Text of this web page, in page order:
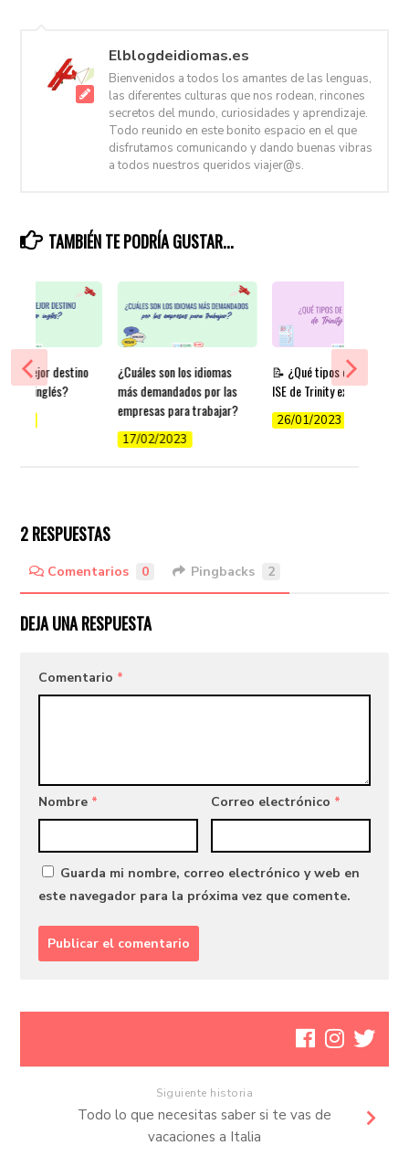
Elblogdeidiomas.es
Bienvenidos a todos los amantes de las lenguas,
las diferentes culturas que nos rodean, rincones
secretos del mundo, curiosidades y aprendizaje.
Todo reunido en este bonito espacio en el que
disfrutamos comunicando y dando buenas vibras
a todos nuestros queridos viajer@s.
TAMBIÉN TE PODRÍA GUSTAR...
¿Cuáles son los idiomas
más demandados por las
empresas para trabajar?
17/02/2023
📝 ¿Qué tipos de exámenes
ISE de Trinity existen?
26/01/2023
el mejor destino
inglés?
2 RESPUESTAS
Comentarios 0 Pingbacks 2
DEJA UNA RESPUESTA
Comentario *
Nombre * Correo electrónico *
Guarda mi nombre, correo electrónico y web en
este navegador para la próxima vez que comente.
Siguiente historia
Todo lo que necesitas saber si te vas de
vacaciones a Italia